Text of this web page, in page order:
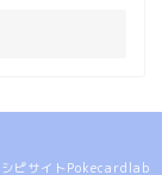
ピサイトPokecardlab